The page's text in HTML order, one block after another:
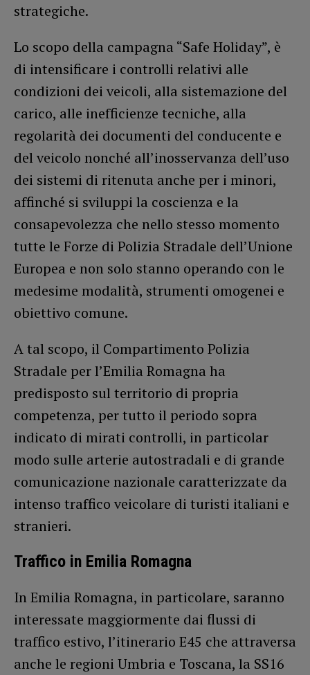
strategiche.
Lo scopo della campagna “Safe Holiday”, è
di intensificare i controlli relativi alle
condizioni dei veicoli, alla sistemazione del
carico, alle inefficienze tecniche, alla
regolarità dei documenti del conducente e
del veicolo nonché all’inosservanza dell’uso
dei sistemi di ritenuta anche per i minori,
affinché si sviluppi la coscienza e la
consapevolezza che nello stesso momento
tutte le Forze di Polizia Stradale dell’Unione
Europea e non solo stanno operando con le
medesime modalità, strumenti omogenei e
obiettivo comune.
A tal scopo, il Compartimento Polizia
Stradale per l’Emilia Romagna ha
predisposto sul territorio di propria
competenza, per tutto il periodo sopra
indicato di mirati controlli, in particolar
modo sulle arterie autostradali e di grande
comunicazione nazionale caratterizzate da
intenso traffico veicolare di turisti italiani e
stranieri.
Traffico in Emilia Romagna
In Emilia Romagna, in particolare, saranno
interessate maggiormente dai flussi di
traffico estivo, l’itinerario E45 che attraversa
anche le regioni Umbria e Toscana, la SS16